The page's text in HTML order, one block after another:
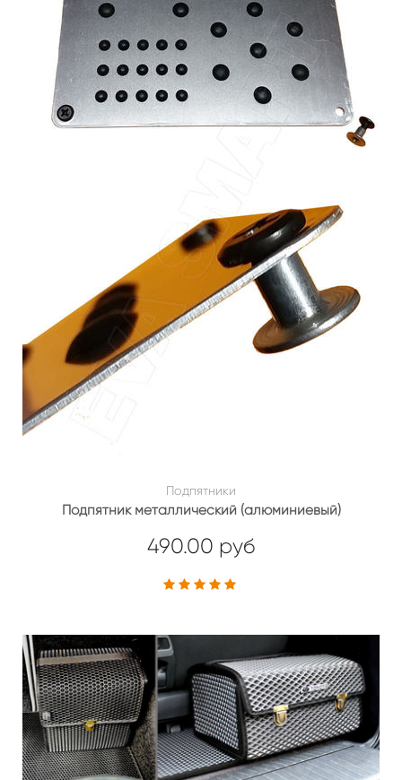
Подпятники
Подпятник металлический (алюминиевый)
490.00 руб